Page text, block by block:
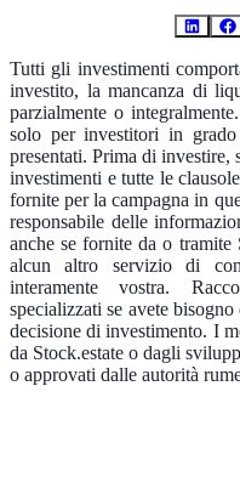
Tutti gli investimenti
investito, la mancanza di
parzialmente o
solo per investitori in
presentati. Prima di
investimenti e tutte le
fornite per la campagna in
responsabile delle
anche se fornite da o tramite
alcun altro servizio di
interamente vostra.
specializzati se avete
decisione di investimento. I
da Stock.estate o dagli
o approvati dalle autorità